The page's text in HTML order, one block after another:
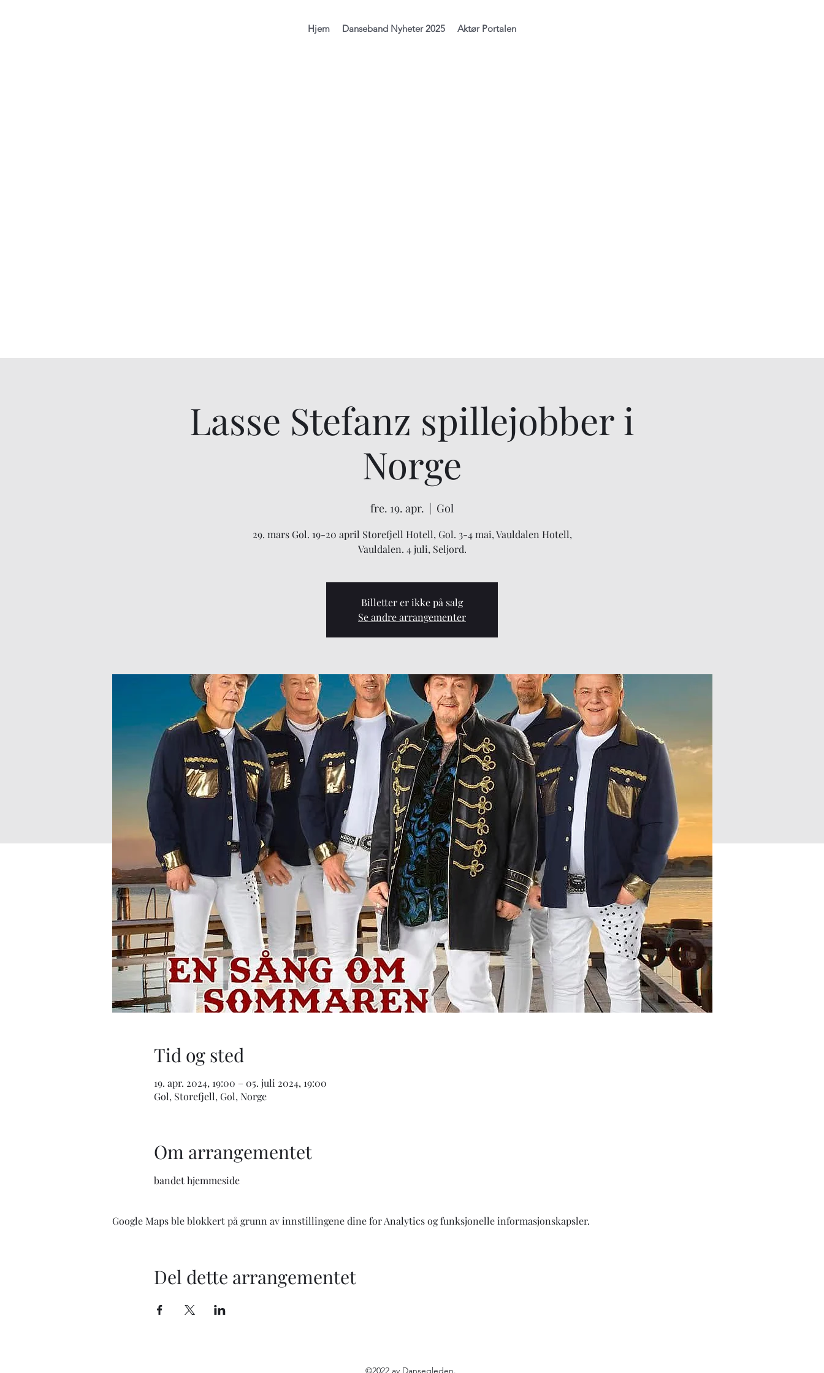
Hjem Danseband Nyheter 2025 Aktør Portalen
Lasse Stefanz spillejobber i
Norge
fre. 19. apr.
  |
Gol
29. mars Gol. 19-20 april Storefjell Hotell, Gol. 3-4 mai, Vauldalen Hotell,
Vauldalen. 4 juli, Seljord.
Billetter er ikke på salg
Se andre arrangementer
Tid og sted
19. apr. 2024, 19:00 – 05. juli 2024, 19:00
Gol, Storefjell, Gol, Norge
Om arrangementet
bandet hjemmeside
Google Maps ble blokkert på grunn av innstillingene dine for Analytics og funksjonelle informasjonskapsler.
Del dette arrangementet
©2022 av Dansegleden.